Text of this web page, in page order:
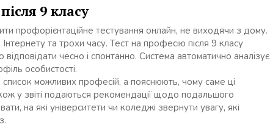
9 класу
профорієнтаційне тестування онлайн, не виходячи з дому.
та трохи часу. Тест на професію після 9 класу
відповідати чесно і спонтанно. Система автоматично аналізує
особистості.
можливих професій, а пояснюють, чому саме ці
у звіті подаються рекомендації щодо подальшого
на які університети чи коледжі звернути увагу, які